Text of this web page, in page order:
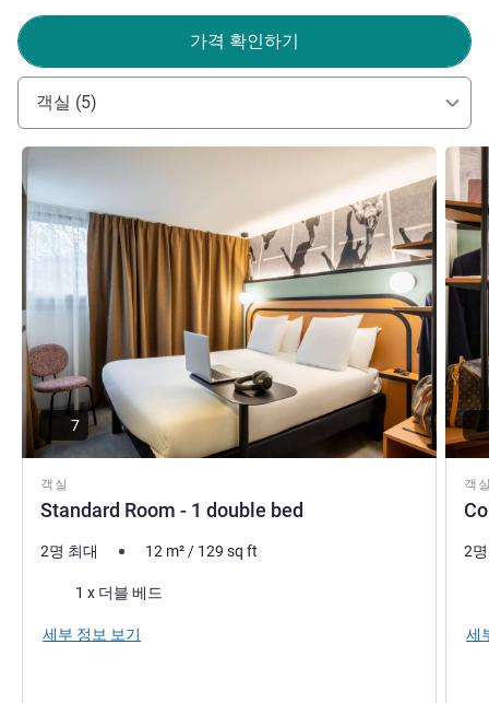
hope you enjoy a WINNING stay.
Benoit PETILLION 호텔 관리가격 확인하기
객실 (5)
객실
Standard Room - 1 double bed
세부 정보 보기
7
2명 최대 12 m²/ 129 sq ft
1 x 더블 베드
세부 정보 보기
객
세부
2
세